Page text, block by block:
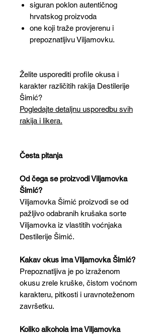
siguran poklon autentičnog
hrvatskog proizvoda
one koji traže provjerenu i
prepoznatljivu Viljamovku.
Želite usporediti profile okusa i
karakter različitih rakija Destilerije
Šimić?
Pogledajte detaljnu usporedbu svih
rakija i likera.
Česta pitanja
Od čega se proizvodi Viljamovka
Šimić?
Viljamovka Šimić proizvodi se od
pažljivo odabranih krušaka sorte
Viljamovka iz vlastitih voćnjaka
Destilerije Šimić.
Kakav okus ima Viljamovka Šimić?
Prepoznatljiva je po izraženom
okusu zrele kruške, čistom voćnom
karakteru, pitkosti i uravnoteženom
završetku.
Koliko alkohola ima Viljamovka